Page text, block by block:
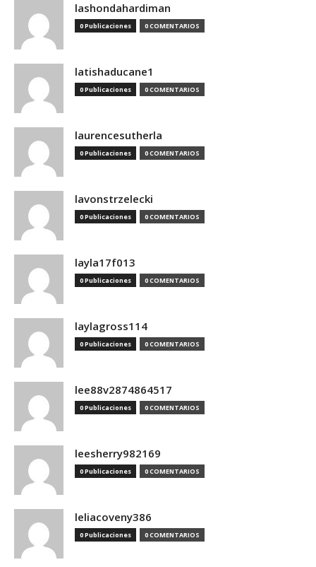
lashondahardiman
0 Publicaciones 0 COMENTARIOS
latishaducane1
0 Publicaciones 0 COMENTARIOS
laurencesutherla
0 Publicaciones 0 COMENTARIOS
lavonstrzelecki
0 Publicaciones 0 COMENTARIOS
layla17f013
0 Publicaciones 0 COMENTARIOS
laylagross114
0 Publicaciones 0 COMENTARIOS
lee88v2874864517
0 Publicaciones 0 COMENTARIOS
leesherry982169
0 Publicaciones 0 COMENTARIOS
leliacoveny386
0 Publicaciones 0 COMENTARIOS